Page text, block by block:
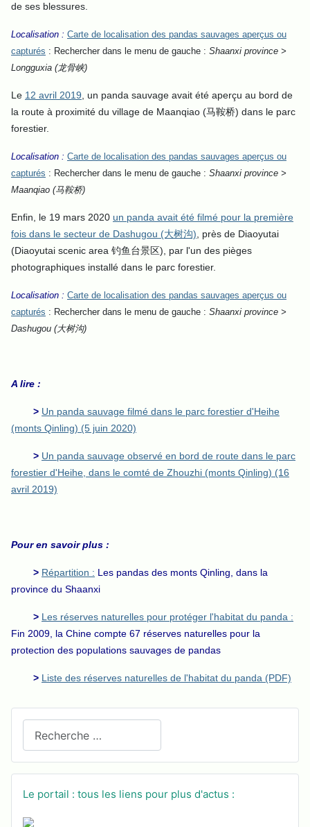
Le portail : tous les liens pour plus d'actus :
de ses blessures.
Localisation : Carte de localisation des pandas sauvages aperçus ou
capturés : Rechercher dans le menu de gauche : Shaanxi province >
Longguxia (龙骨峡)
Le 12 avril 2019 , un panda sauvage avait été aperçu au bord de
la route à proximité du village de Maanqiao (马鞍桥) dans le parc
forestier.
Localisation : Carte de localisation des pandas sauvages aperçus ou
capturés : Rechercher dans le menu de gauche : Shaanxi province >
Maanqiao (马鞍桥)
Enfin, le 19 mars 2020 un panda avait été filmé pour la première
fois dans le secteur de Dashugou (大树沟) , près de Diaoyutai
(Diaoyutai scenic area 钓鱼台景区), par l'un des pièges
photographiques installé dans le parc forestier.
Localisation : Carte de localisation des pandas sauvages aperçus ou
capturés : Rechercher dans le menu de gauche : Shaanxi province >
Dashugou (大树沟)
A lire :
> Un panda sauvage filmé dans le parc forestier d'Heihe
(monts Qinling) (5 juin 2020)
> Un panda sauvage observé en bord de route dans le parc
forestier d'Heihe, dans le comté de Zhouzhi (monts Qinling) (16
avril 2019)
Pour en savoir plus :
> Répartition : Les pandas des monts Qinling, dans la
province du Shaanxi
> Les réserves naturelles pour protéger l'habitat du panda :
Fin 2009, la Chine compte 67 réserves naturelles pour la
protection des populations sauvages de pandas
> Liste des réserves naturelles de l'habitat du panda (PDF)